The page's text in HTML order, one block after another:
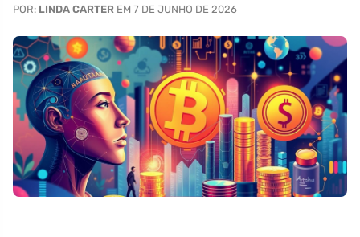
POR: LINDA CARTER EM 7 DE JUNHO DE 2026